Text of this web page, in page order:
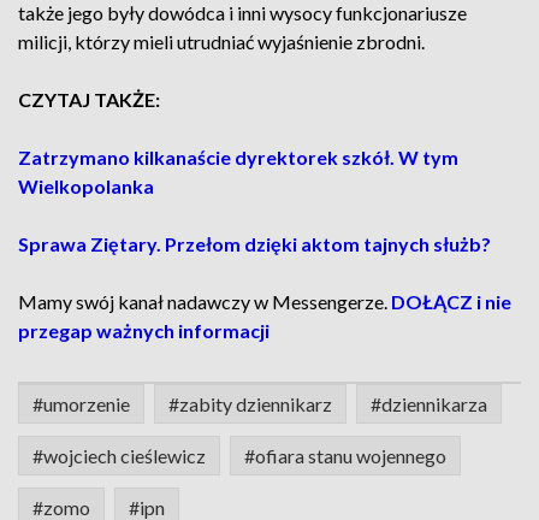
także jego były dowódca i inni wysocy funkcjonariusze
milicji, którzy mieli utrudniać wyjaśnienie zbrodni.
CZYTAJ TAKŻE:
Zatrzymano kilkanaście dyrektorek szkół. W tym
Wielkopolanka
Sprawa Ziętary. Przełom dzięki aktom tajnych służb?
Mamy swój kanał nadawczy w Messengerze. DOŁĄCZ i nie
przegap ważnych informacji
#umorzenie #zabity dziennikarz #dziennikarza
#wojciech cieślewicz #ofiara stanu wojennego
#zomo #ipn